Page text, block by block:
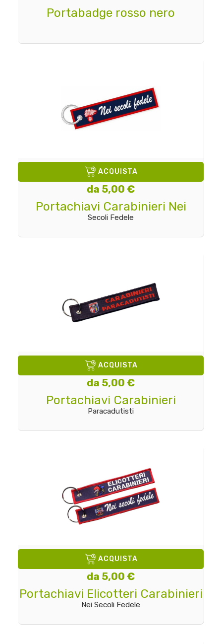
Portabadge rosso nero
ACQUISTA
da 5,00 €
Portachiavi Carabinieri Nei
Secoli Fedele
ACQUISTA
da 5,00 €
Portachiavi Carabinieri
Paracadutisti
ACQUISTA
da 5,00 €
Portachiavi Elicotteri Carabinieri
Nei Secoli Fedele